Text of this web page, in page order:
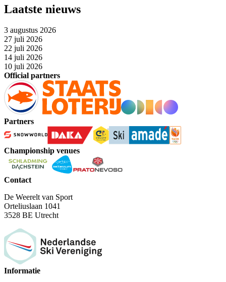
Laatste nieuws
3 augustus 2026
27 juli 2026
22 juli 2026
14 juli 2026
10 juli 2026
Official partners
Partners
Championship venues
Contact
De Weerelt van Sport
Orteliuslaan 1041
3528 BE Utrecht
Informatie